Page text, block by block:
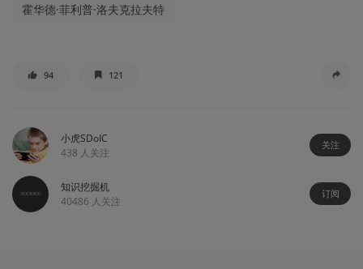
霍华德·菲利普·洛夫克拉夫特
94 121
小虎SDoIC
438 人关注
关注
知识挖掘机
40486 人关注
订阅